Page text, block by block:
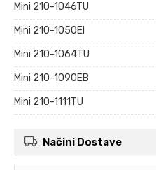
Mini 210-1046TU
Mini 210-1050EI
Mini 210-1064TU
Mini 210-1090EB
Mini 210-1111TU
Načini Dostave